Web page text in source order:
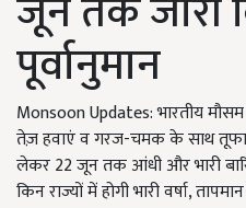
पूर्वानुमान
Monsoon Updates: भारतीय मौसम
तेज़ हवाएं व गरज-चमक के साथ
लेकर 22 जून तक आंधी और भारी
किन राज्यों में होगी भारी वर्षा,